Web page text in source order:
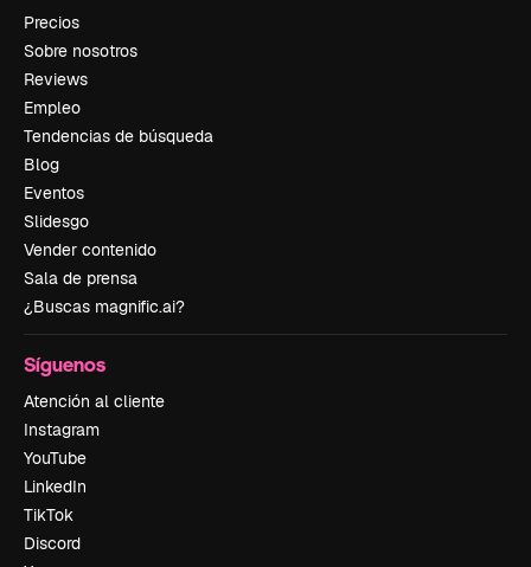
Precios
Sobre nosotros
Reviews
Empleo
Tendencias de búsqueda
Blog
Eventos
Slidesgo
Vender contenido
Sala de prensa
¿Buscas magnific.ai?
Síguenos
Atención al cliente
Instagram
YouTube
LinkedIn
TikTok
Discord